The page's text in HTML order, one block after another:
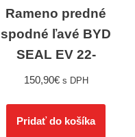
Rameno predné
spodné ľavé BYD
SEAL EV 22-
150,90€ s DPH
Pridať do košíka